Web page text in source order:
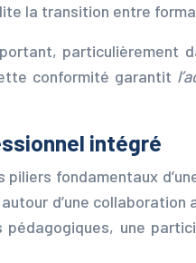
la transition entre
conformité garantit
intégré
fondamentaux
d’une
une